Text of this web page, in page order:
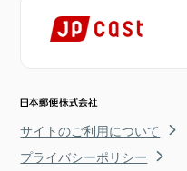
サイトのご利用について
プライバシーポリシー